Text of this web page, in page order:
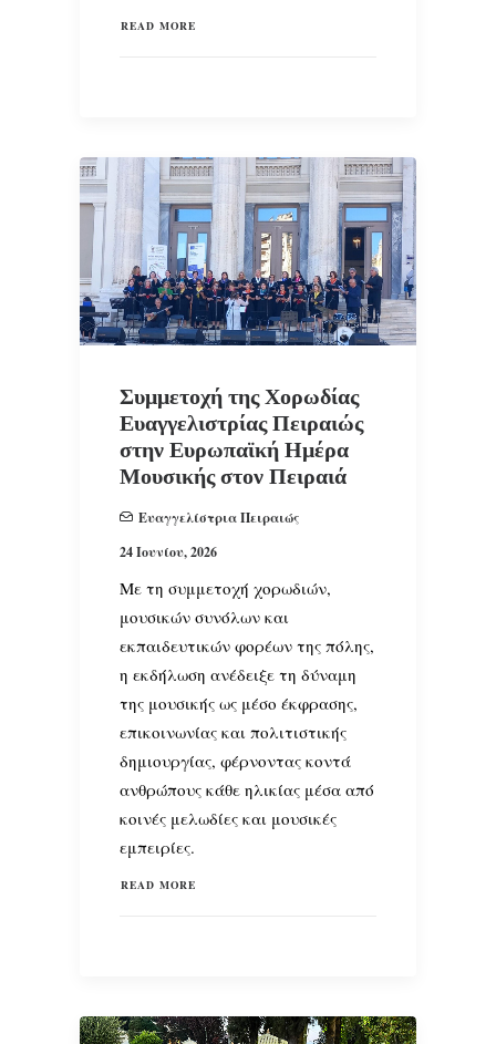
READ MORE
Συμμετοχή της Χορωδίας
Ευαγγελιστρίας Πειραιώς
στην Ευρωπαϊκή Ημέρα
Μουσικής στον Πειραιά
Ευαγγελίστρια Πειραιώς
24 Ιουνίου, 2026
Με τη συμμετοχή χορωδιών,
μουσικών συνόλων και
εκπαιδευτικών φορέων της πόλης,
η εκδήλωση ανέδειξε τη δύναμη
της μουσικής ως μέσο έκφρασης,
επικοινωνίας και πολιτιστικής
δημιουργίας, φέρνοντας κοντά
ανθρώπους κάθε ηλικίας μέσα από
κοινές μελωδίες και μουσικές
εμπειρίες.
READ MORE